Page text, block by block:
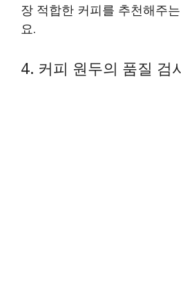
장 적합한 커피를 추천해주
요.
4. 커피 원두의 품질 검